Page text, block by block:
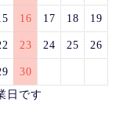
16 17 18 19
23 24 25 26
30
日です